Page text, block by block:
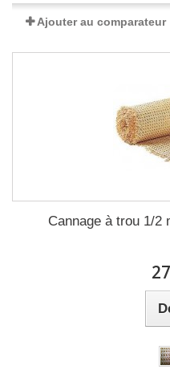
Ajouter au comparateur
Cannage à trou 1/2